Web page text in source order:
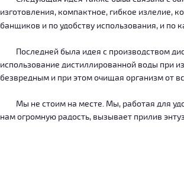
изготовления, компактное, гибкое излелие,
банщиков и по удобству использования, и
Последней была идея с производством
использование дистиллированной воды при
безвредным и при этом очищая организм от
Мы не стоим на месте. Мы, работая для
нам огромную радость, вызывает прилив